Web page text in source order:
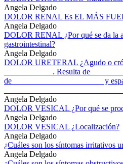
Angela Delgado
DOLOR RENAL Es EL MÁS
Angela Delgado
DOLOR RENAL ¿Por qué se da la
gastrointestinal?
Angela Delgado
DOLOR URETERAL ¿Agudo o
____________. Resulta de
de ______________________ y
Angela Delgado
DOLOR VESICAL ¿Por qué se
Angela Delgado
DOLOR VESICAL ¿Localización?
Angela Delgado
¿Cuáles son los síntomas irritativos
Angela Delgado